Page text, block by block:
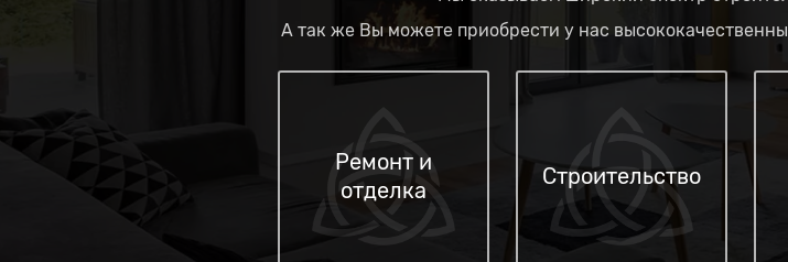
А так же Вы можете приобрести у нас
Ремонт и
отделка
Строительство